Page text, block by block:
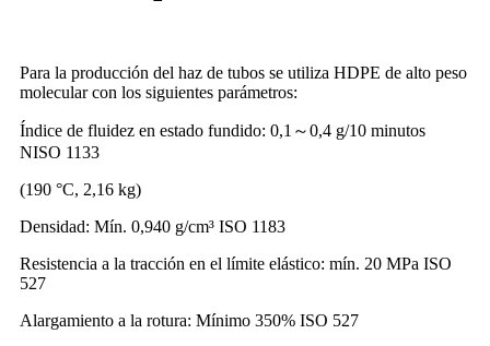
Para la producción del haz de tubos se utiliza HDPE de alto peso
molecular con los siguientes parámetros:
Índice de fluidez en estado fundido: 0,1 ～0,4 g/10 minutos
NISO 1133
(190 °C, 2,16 kg)
Densidad: Mín. 0,940 g/cm³ ISO 1183
Resistencia a la tracción en el límite elástico: mín. 20 MPa ISO
527
Alargamiento a la rotura: Mínimo 350% ISO 527